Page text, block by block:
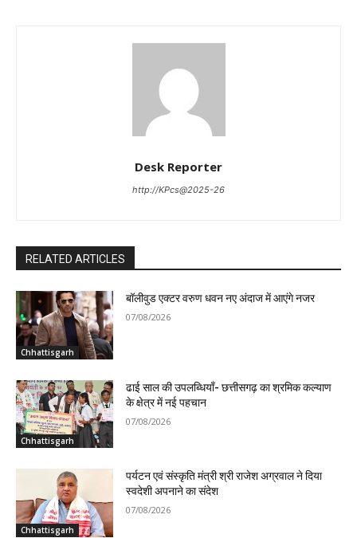
Desk Reporter
http://KPcs@2025-26
RELATED ARTICLES
Chhattisgarh
बॉलीवुड एक्टर वरुण धवन नए अंदाज में आएंगे नजर
07/08/2026
Chhattisgarh
ढाई साल की उपलब्धियाँ- छत्तीसगढ़ का श्रमिक कल्याण
के क्षेत्र में नई पहचान
07/08/2026
Chhattisgarh
पर्यटन एवं संस्कृति मंत्री श्री राजेश अग्रवाल ने दिया
स्वदेशी अपनाने का संदेश
07/08/2026